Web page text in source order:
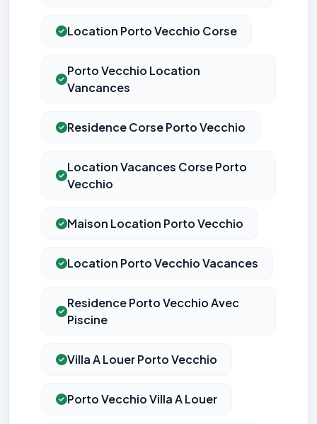
Location Porto Vecchio Corse
Porto Vecchio Location
Vancances
Residence Corse Porto Vecchio
Location Vacances Corse Porto
Vecchio
Maison Location Porto Vecchio
Location Porto Vecchio Vacances
Residence Porto Vecchio Avec
Piscine
Villa A Louer Porto Vecchio
Porto Vecchio Villa A Louer